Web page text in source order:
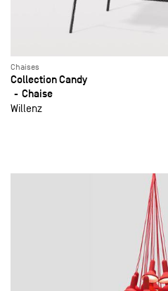
Chaises
Collection Candy
Chaise
Willenz